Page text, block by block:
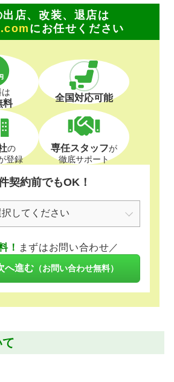
出店、改装、退店は
にお任せください
料 全国対応可能
の
登録
専任スタッフが
徹底サポート
契約前でもOK！
！ まずはお問い合わせ／
へ進む （お問い合わせ無料）